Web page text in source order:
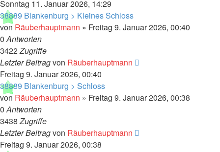
Sonntag 11. Januar 2026, 14:29
38889 Blankenburg > Kleines Schloss
von Räuberhauptmann » Freitag 9. Januar 2026, 00:40
0Antworten
3422Zugriffe
Letzter Beitragvon Räuberhauptmann
Freitag 9. Januar 2026, 00:40
38889 Blankenburg > Schloss
von Räuberhauptmann » Freitag 9. Januar 2026, 00:38
0Antworten
3438Zugriffe
Letzter Beitragvon Räuberhauptmann
Freitag 9. Januar 2026, 00:38